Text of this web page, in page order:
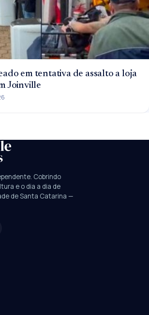
em tentativa de assalto a loja
Joinville
colunistas e editorias do JN
Cobrindo
e o dia a dia de
de Santa Catarina —